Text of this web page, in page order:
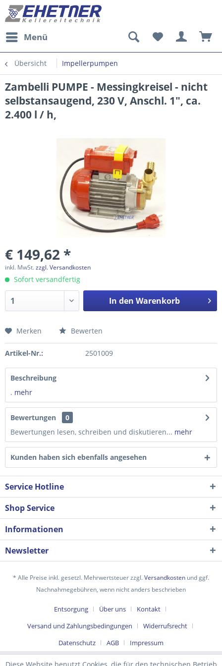
Menü
Übersicht Impellerpumpen
Zambelli PUMPE - Messingkreisel - nicht
selbstansaugend, 230 V, Anschl. 1", ca.
2.400 l / h,
€ 149,62 *
inkl. MwSt.zzgl. Versandkosten
Sofort versandfertig
In den Warenkorb
Preis anfragen
Ich habe dieDatenschutzerklärunggelesen,
Mit * gekennzeichnete Felder sind Pflichtfelder.
Senden
Merken Bewerten
Artikel-Nr.: 2501009
Beschreibung
. mehr
Bewertungen
0
Bewertungen lesen, schreiben und diskutieren... mehr
Kunden haben sich ebenfalls angesehen
Service Hotline
Shop Service
Informationen
Newsletter
* Alle Preise inkl. gesetzl. Mehrwertsteuer zzgl.Versandkosten und ggf.
Nachnahmegebühren, wenn nicht anders beschrieben
Entsorgung Über uns
Kontakt
Versand und Zahlungsbedingungen
Widerrufsrecht
Datenschutz
AGB Impressum